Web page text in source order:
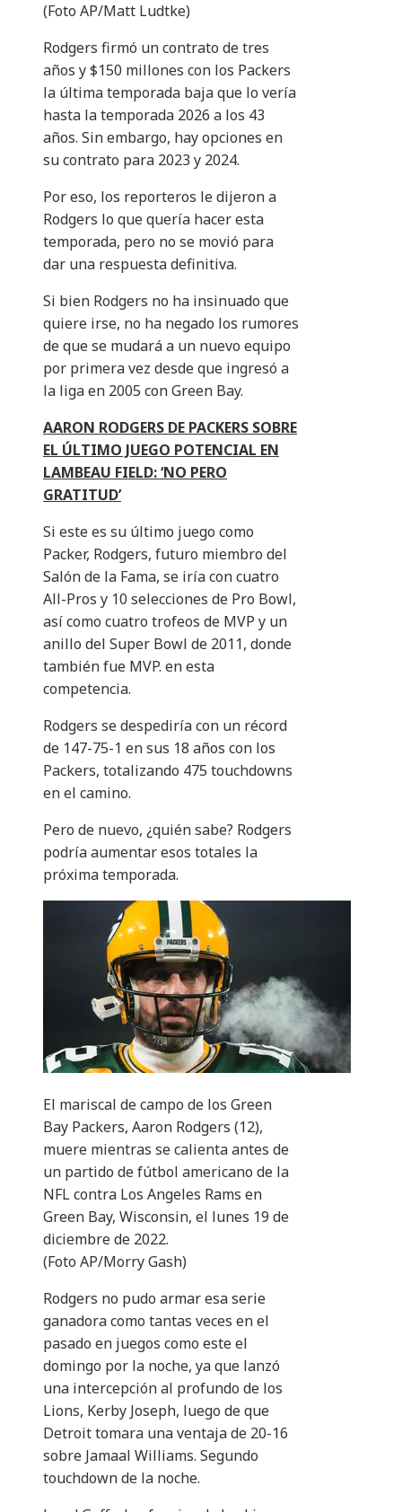
(Foto AP/Matt Ludtke)
Rodgers firmó un contrato de tres
años y $150 millones con los Packers
la última temporada baja que lo vería
hasta la temporada 2026 a los 43
años. Sin embargo, hay opciones en
su contrato para 2023 y 2024.
Por eso, los reporteros le dijeron a
Rodgers lo que quería hacer esta
temporada, pero no se movió para
dar una respuesta definitiva.
Si bien Rodgers no ha insinuado que
quiere irse, no ha negado los rumores
de que se mudará a un nuevo equipo
por primera vez desde que ingresó a
la liga en 2005 con Green Bay.
AARON RODGERS DE PACKERS SOBRE
EL ÚLTIMO JUEGO POTENCIAL EN
LAMBEAU FIELD: ‘NO PERO
GRATITUD’
Si este es su último juego como
Packer, Rodgers, futuro miembro del
Salón de la Fama, se iría con cuatro
All-Pros y 10 selecciones de Pro Bowl,
así como cuatro trofeos de MVP y un
anillo del Super Bowl de 2011, donde
también fue MVP. en esta
competencia.
Rodgers se despediría con un récord
de 147-75-1 en sus 18 años con los
Packers, totalizando 475 touchdowns
en el camino.
Pero de nuevo, ¿quién sabe? Rodgers
podría aumentar esos totales la
próxima temporada.
El mariscal de campo de los Green
Bay Packers, Aaron Rodgers (12),
muere mientras se calienta antes de
un partido de fútbol americano de la
NFL contra Los Angeles Rams en
Green Bay, Wisconsin, el lunes 19 de
diciembre de 2022.
(Foto AP/Morry Gash)
Rodgers no pudo armar esa serie
ganadora como tantas veces en el
pasado en juegos como este el
domingo por la noche, ya que lanzó
una intercepción al profundo de los
Lions, Kerby Joseph, luego de que
Detroit tomara una ventaja de 20-16
sobre Jamaal Williams. Segundo
touchdown de la noche.